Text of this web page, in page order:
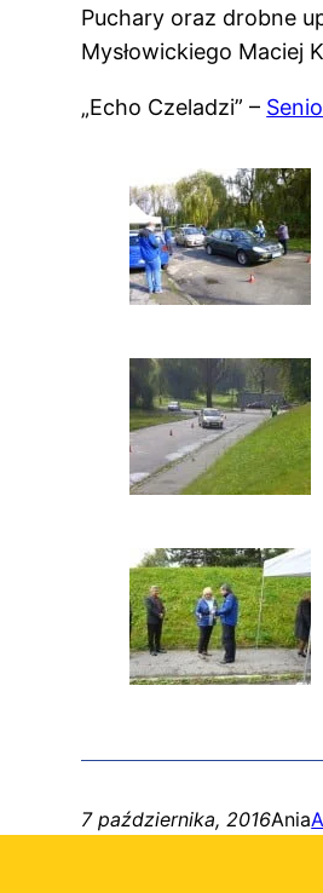
Puchary oraz drobne
Mysłowickiego Maciej
„Echo Czeladzi” –
7 października, 2016Ania